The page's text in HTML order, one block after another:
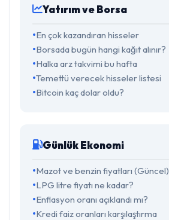
Yatırım ve Borsa
En çok kazandıran hisseler
Borsada bugün hangi kağıt alınır?
Halka arz takvimi bu hafta
Temettü verecek hisseler listesi
Bitcoin kaç dolar oldu?
Günlük Ekonomi
Mazot ve benzin fiyatları (Güncel)
LPG litre fiyatı ne kadar?
Enflasyon oranı açıklandı mı?
Kredi faiz oranları karşılaştırma